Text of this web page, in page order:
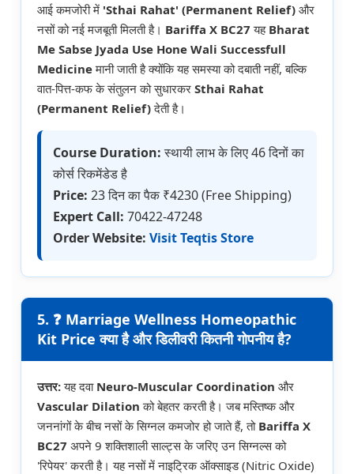
आई कमजोरी में 'Sthai Rahat' (Permanent Relief) और
नसों को नई मजबूती मिलती है। Bariffa X BC27 यह Bharat
Me Sabse Jyada Use Hone Wali Successfull
Medicineमानी जाती है क्योंकि यह समस्या को दबाती नहीं, बल्कि
वात-पित्त-कफ के संतुलन को सुधारकर Sthai Rahat
(Permanent Relief)देती है।
Course Duration:स्थायी लाभ के लिए 46 दिनों का
कोर्स रिकमेंडेड है
Price: 23 दिन का पैक ₹4230 (Free Shipping)
Expert Call: 70422-47248
Order Website: Visit Teqtis Store
5. ❓ Marriage Wellness Homeopathic
Kit Price क्या है और डिलीवरी कितनी गोपनीय है?
उत्तर:यह दवा Neuro-Muscular Coordination और
Vascular Dilation को बेहतर करती है। जब मस्तिष्क और
जननांगों के बीच नसों के सिग्नल कमजोर हो जाते हैं, तो Bariffa X
BC27 अपने 9 शक्तिशाली साल्ट्स के जरिए उन सिग्नल्स को
'रिपेयर' करती है। यह नसों में नाइट्रिक ऑक्साइड (Nitric Oxide)